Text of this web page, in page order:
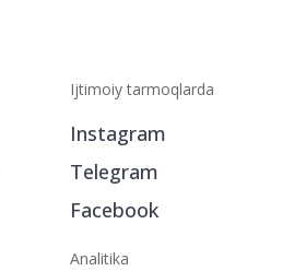
Ijtimoiy tarmoqlarda
Instagram
Telegram
Facebook
Analitika